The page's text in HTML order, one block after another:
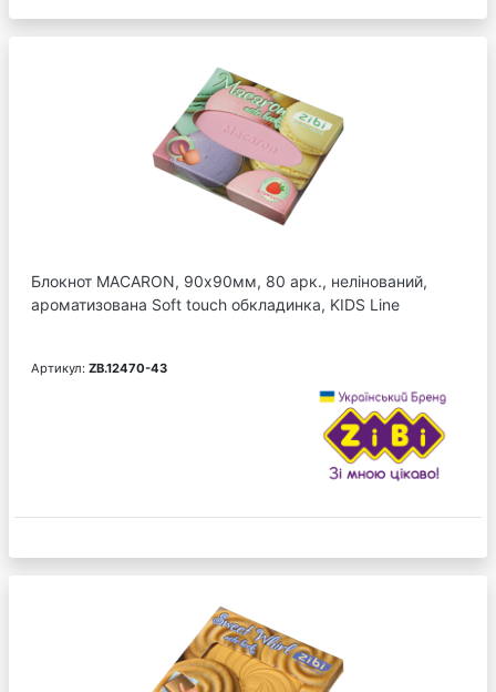
Блокнот MACARON, 90х90мм, 80 арк., нелінований,
ароматизована Soft touch обкладинка, KIDS Line
Артикул: ZB.12470-43